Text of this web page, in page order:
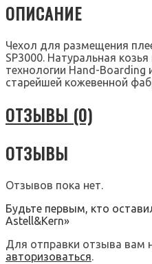
ОПИСАНИЕ
Чехол для размещения
SP3000. Натуральная
технологии Hand-Boarding
старейшей кожевенной
ОТЗЫВЫ (0)
ОТЗЫВЫ
Отзывов пока нет.
Будьте первым, кто
Astell&Kern»
Для отправки отзыва вам
авторизоваться.